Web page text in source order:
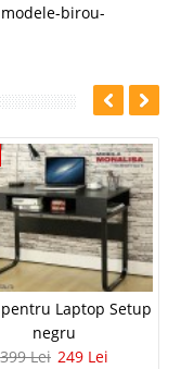
modele-birou-
Laptop Setup
negru
399 Lei 249 Lei